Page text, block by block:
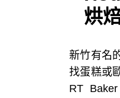
烘
新竹有名
找蛋糕或
RT